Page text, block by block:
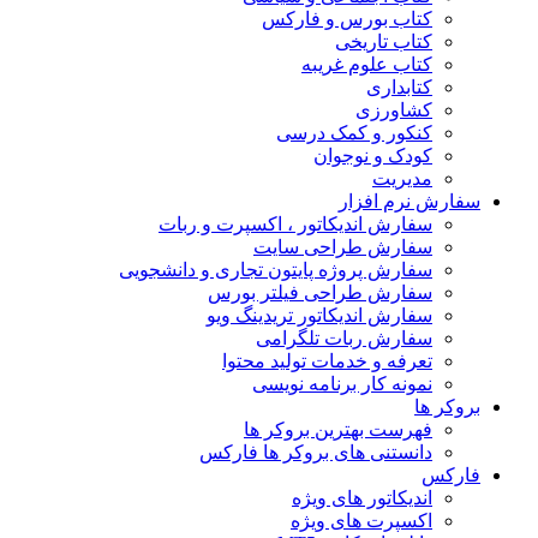
کتاب بورس و فارکس
کتاب تاریخی
کتاب علوم غریبه
کتابداری
کشاورزی
کنکور و کمک‌ درسی
کودک و نوجوان
مدیریت
سفارش نرم افزار
سفارش اندیکاتور ، اکسپرت و ربات
سفارش طراحی سایت
سفارش پروژه پایتون تجاری و دانشجویی
سفارش طراحی فیلتر بورس
سفارش اندیکاتور تریدینگ ویو
سفارش ربات تلگرامی
تعرفه و خدمات تولید محتوا
نمونه کار برنامه نویسی
بروکر ها
فهرست بهترین بروکر ها
دانستنی های بروکر ها فارکس
فارکس
اندیکاتور های ویژه
اکسپرت های ویژه